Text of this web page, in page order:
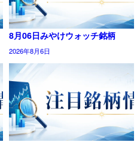
8月06日みやけウォッチ銘柄
2026年8月6日